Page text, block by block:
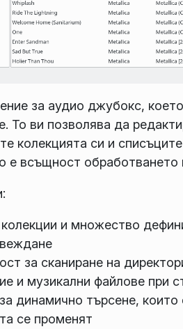
за аудио джубокс,
То ви позволява да
колекцията си и
е всъщност обработването
и множество
за сканиране на
и музикални файлове при
динамично търсене, които
се променят